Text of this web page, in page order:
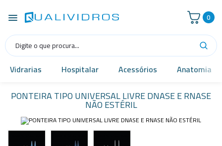
0
Vidrarias Hospitalar Acessórios Anatomia
PONTEIRA TIPO UNIVERSAL LIVRE DNASE E RNASE
NÃO ESTÉRIL